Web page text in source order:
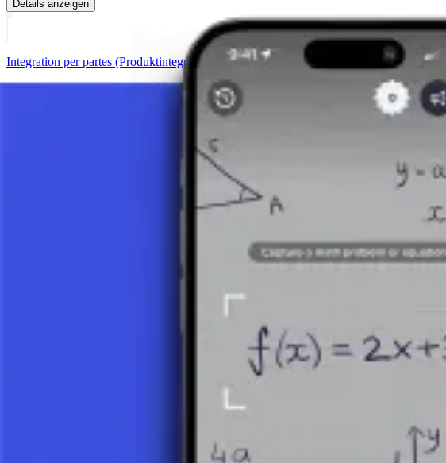
Details anzeigen
Integration per partes (Produktintegration)
6 Minuten
DAS VERSTÄNDNIS VON INTEGRALEN
Integrale werden verwendet, um unendlich kleine Mengen zu behandeln und sie zu
WAS IST EIN INTEGRAL?
Auf der grundlegendsten Ebene kann ein Integral als ein Prozess verstanden werden,
beispielsweise, die gesamte Fläche unter einer Kurve in einem Diagramm oder die
HAUPTTYPEN VON INTEGRALEN:
UNBESTIMMTES INTEGRAL